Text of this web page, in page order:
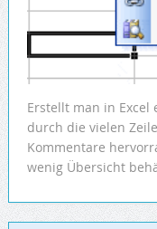
Erstellt man in Excel
durch die vielen
Kommentare
wenig Übersicht